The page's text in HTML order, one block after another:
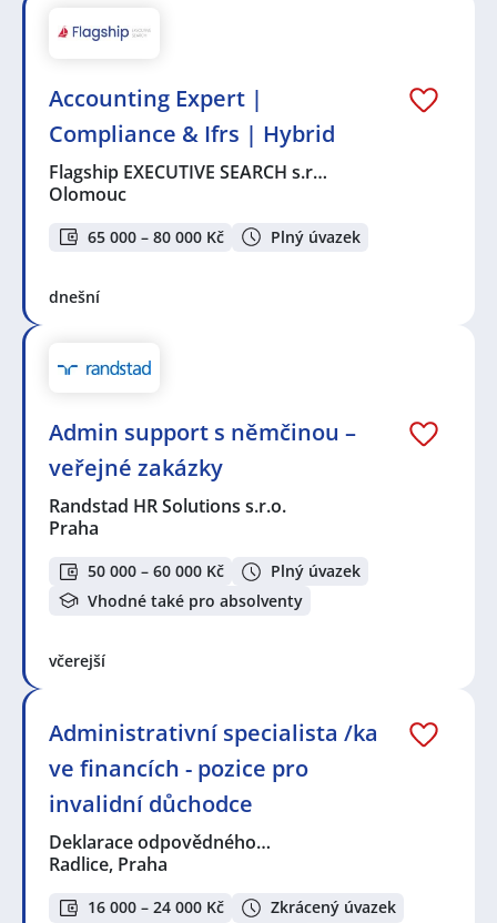
Accounting Expert |
Compliance & Ifrs | Hybrid
Flagship EXECUTIVE SEARCH s.r…
Olomouc
65 000 – 80 000 Kč Plný úvazek
dnešní
Admin support s němčinou –
veřejné zakázky
Randstad HR Solutions s.r.o.
Praha
50 000 – 60 000 Kč
Plný úvazek
Vhodné také pro absolventy
včerejší
Administrativní specialista /ka
ve financích - pozice pro
invalidní důchodce
Deklarace odpovědného…
Radlice, Praha
16 000 – 24 000 Kč
Zkrácený úvazek